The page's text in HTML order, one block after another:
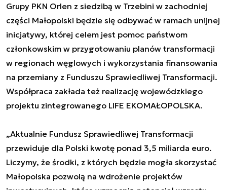
Grupy PKN Orlen z siedzibą w Trzebini w zachodniej
części Małopolski będzie się odbywać w ramach unijnej
inicjatywy, której celem jest pomoc państwom
członkowskim w przygotowaniu planów transformacji
w regionach węglowych i wykorzystania finansowania
na przemiany z Funduszu Sprawiedliwej Transformacji.
Współpraca zakłada też realizację wojewódzkiego
projektu zintegrowanego LIFE EKOMAŁOPOLSKA.
„Aktualnie Fundusz Sprawiedliwej Transformacji
przewiduje dla Polski kwotę ponad 3,5 miliarda euro.
Liczymy, że środki, z których będzie mogła skorzystać
Małopolska pozwolą na wdrożenie projektów